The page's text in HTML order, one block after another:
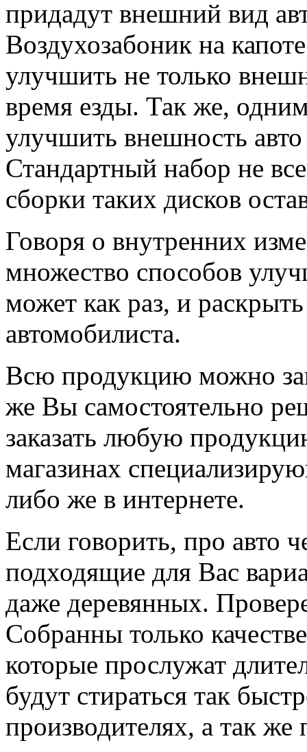
придадут внешний вид
Воздухозабоник на
улучшить не только
время езды. Так же,
улучшить внешность
Стандартный набор не
сборки таких дисков
Говоря о внутренних
множество способов
может как раз, и
автомобилиста.
Всю продукцию можно
же Вы самостоятельно
заказать любую
магазинах
либо же в интернете.
Если говорить, про авто
подходящие для Вас
даже деревянных.
Собранны только
которые прослужат
будут стираться так
производителях, а так